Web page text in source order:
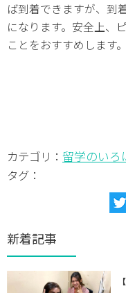
ば到着できますが、到
になります。安全上、
ことをおすすめします。
カテゴリ： 留学のいろ
タグ：
新着記事